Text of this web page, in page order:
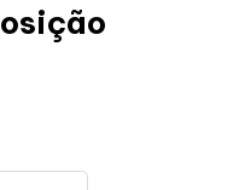
nutricional
nutricional